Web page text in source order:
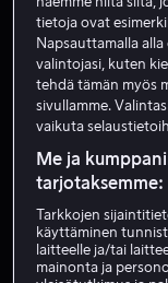
The
6.1 Komedia
K-12
HD
tietoja ovat
Napsauttamalla
valintojasi, kuten
tehdä tämän myös
sivullamme.
vaikuta
Me ja
tarjotaksemme:
Tarkkojen
käyttäminen
laitteelle ja/tai
mainonta ja